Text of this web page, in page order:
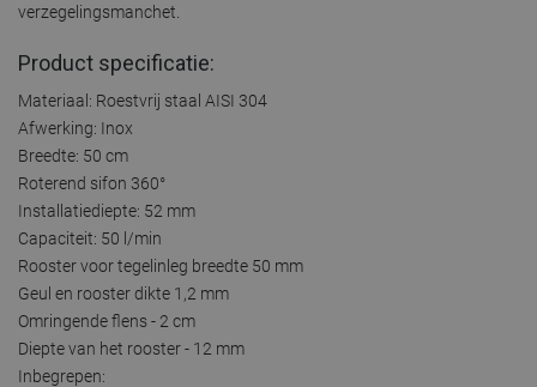
verzegelingsmanchet.
Product specificatie:
Materiaal: Roestvrij staal AISI 304
Afwerking: Inox
Breedte: 50 cm
Roterend sifon 360°
Installatiediepte: 52 mm
Capaciteit: 50 l/min
Rooster voor tegelinleg breedte 50 mm
Geul en rooster dikte 1,2 mm
Omringende flens - 2 cm
Diepte van het rooster - 12 mm
Inbegrepen: